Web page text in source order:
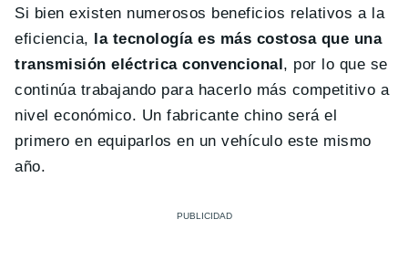
Si bien existen numerosos beneficios relativos a la
eficiencia, la tecnología es más costosa que una
transmisión eléctrica convencional, por lo que se
continúa trabajando para hacerlo más competitivo a
nivel económico. Un fabricante chino será el
primero en equiparlos en un vehículo este mismo
año.